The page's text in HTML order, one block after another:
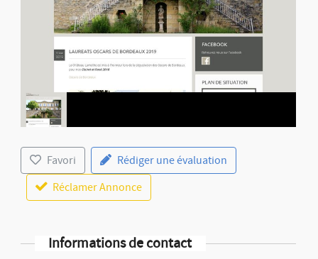
Favori
Rédiger une évaluation
Réclamer Annonce
Informations de contact